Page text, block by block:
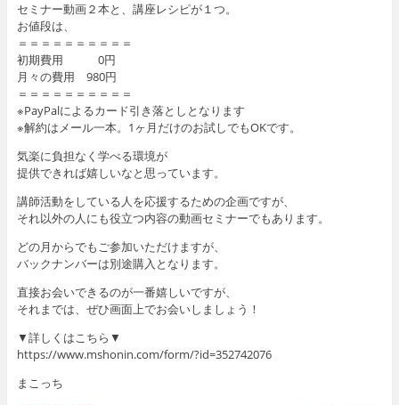
セミナー動画２本と、講座レシピが１つ。
お値段は、
＝＝＝＝＝＝＝＝＝＝
初期費用 0円
月々の費用 980円
＝＝＝＝＝＝＝＝＝＝
※PayPalによるカード引き落としとなります
※解約はメール一本。1ヶ月だけのお試しでもOKです。
気楽に負担なく学べる環境が
提供できれば嬉しいなと思っています。
講師活動をしている人を応援するための企画ですが、
それ以外の人にも役立つ内容の動画セミナーでもあります。
どの月からでもご参加いただけますが、
バックナンバーは別途購入となります。
直接お会いできるのが一番嬉しいですが、
それまでは、ぜひ画面上でお会いしましょう！
▼詳しくはこちら▼
https://www.mshonin.com/form/?id=352742076
まこっち